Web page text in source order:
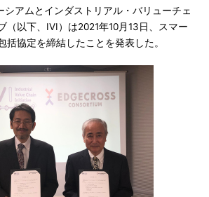
アムとインダストリアル・バリューチェ
（以下、IVI）は2021年10月13日、スマー
括協定を締結したことを発表した。